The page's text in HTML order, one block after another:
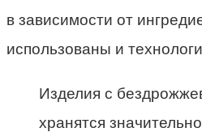
в зависимости от
использованы и
Изделия с
хранятся